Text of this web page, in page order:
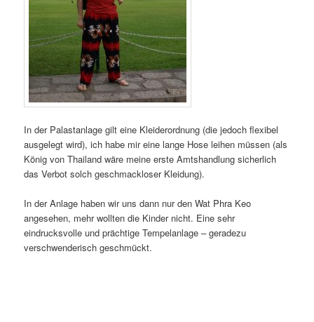
In der Palastanlage gilt eine Kleiderordnung (die jedoch flexibel
ausgelegt wird), ich habe mir eine lange Hose leihen müssen (als
König von Thailand wäre meine erste Amtshandlung sicherlich
das Verbot solch geschmackloser Kleidung).
In der Anlage haben wir uns dann nur den Wat Phra Keo
angesehen, mehr wollten die Kinder nicht. Eine sehr
eindrucksvolle und prächtige Tempelanlage – geradezu
verschwenderisch geschmückt.